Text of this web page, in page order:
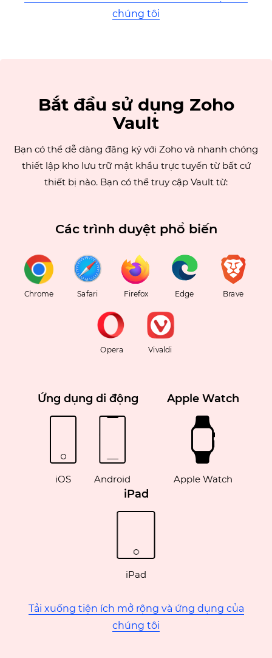
chúng tôi
Bắt đầu sử dụng Zoho
Vault
Bạn có thể dễ dàng đăng ký với Zoho và nhanh chóng
thiết lập kho lưu trữ mật khẩu trực tuyến từ bất cứ
thiết bị nào. Bạn có thể truy cập Vault từ:
Các trình duyệt phổ biến
Chrome Safari Firefox Edge Brave
Opera Vivaldi
Ứng dụng di động
iOS Android
Apple Watch
Apple Watch
iPad
iPad
Tải xuống tiện ích mở rộng và ứng dụng của
chúng tôi